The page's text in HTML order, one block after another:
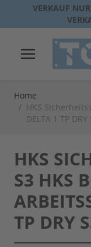
Direkt zum Inhalt
VERKAUF
Home
/ HKS
DELTA 1 TP DRY
HKS
S3 HKS
TP DRY